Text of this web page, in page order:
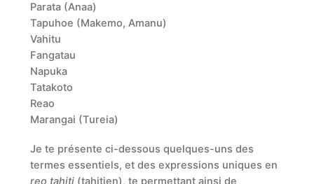
Parata (Anaa)
Tapuhoe (Makemo, Amanu)
Vahitu
Fangatau
Napuka
Tatakoto
Reao
Marangai (Tureia)
Je te présente ci-dessous quelques-uns des
termes essentiels, et des expressions uniques en